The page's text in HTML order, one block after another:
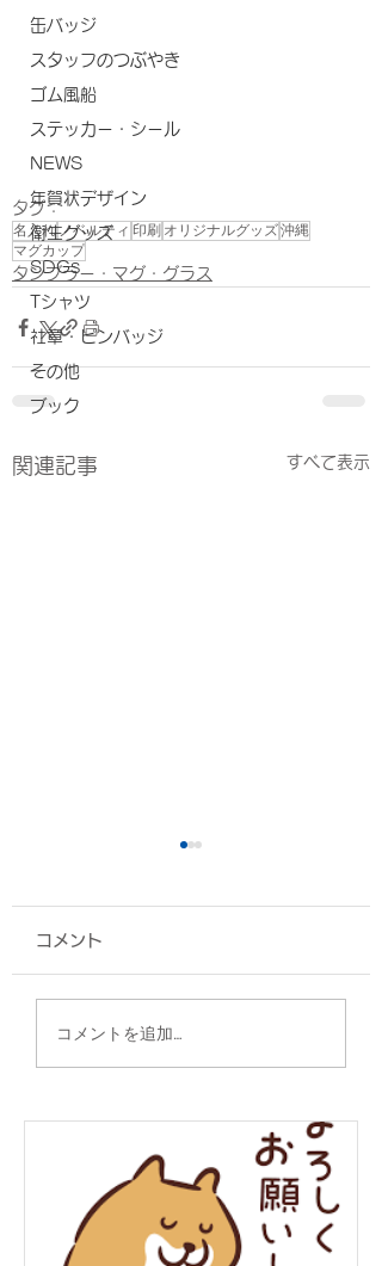
缶バッジ
スタッフのつぶやき
ゴム風船
ステッカー・シール
NEWS
年賀状デザイン
衛生グッズ
SDGs
Tシャツ
社章・ピンバッジ
その他
ブック
タグ：
名入れノベルティ 印刷 オリジナルグッズ沖縄
マグカップ
タンブラー・マグ・グラス
関連記事 すべて表示
タンブラー/株式会社ス
ターハウジング 様
コメント
コメントを追加…